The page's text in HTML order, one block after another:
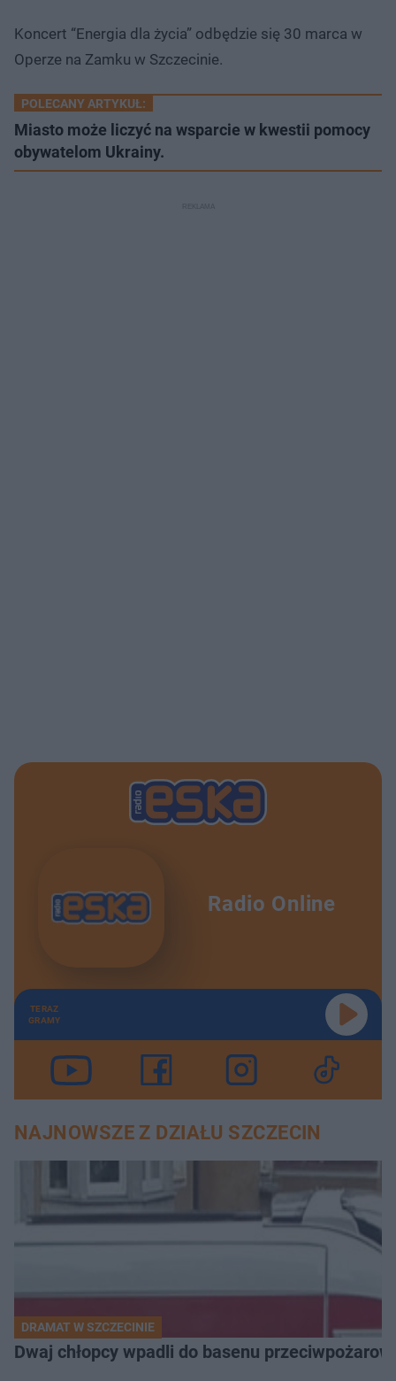
Koncert “Energia dla życia” odbędzie się 30 marca w
Operze na Zamku w Szczecinie.
POLECANY ARTYKUŁ:
Miasto może liczyć na wsparcie w kwestii pomocy
obywatelom Ukrainy.
Radio Online
TERAZ
GRAMY
NAJNOWSZE Z DZIAŁU SZCZECIN
DRAMAT W SZCZECINIE
Dwaj chłopcy wpadli do basenu